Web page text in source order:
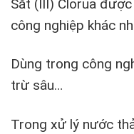
Sắt (III) Clorua
công nghiệp khác
Dùng trong công
trừ sâu…
Trong xử lý nước